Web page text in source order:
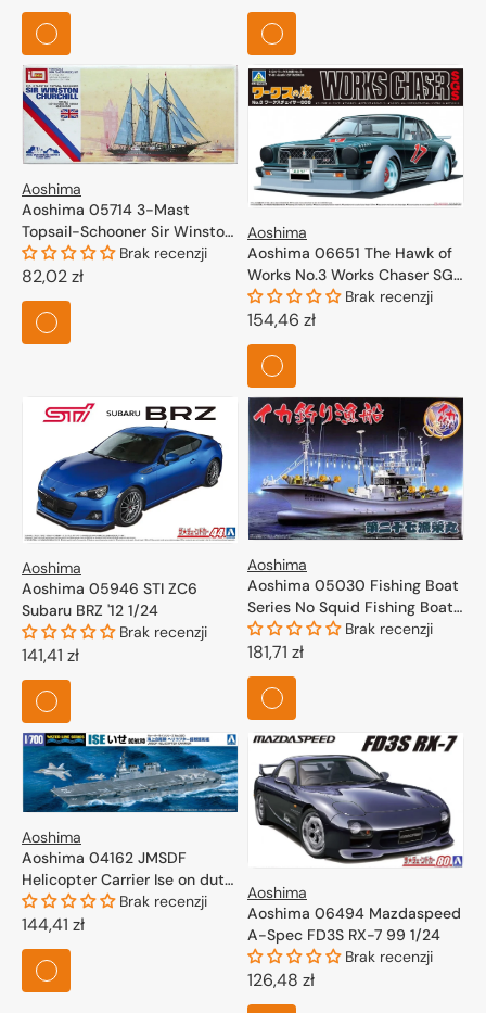
regularna
regularna
Aoshima
Aoshima 05714 3-Mast
Topsail-Schooner Sir Winston
Churchill 1/350Brak recenzji
Cena
regularna
82,02 zł
Aoshima
Aoshima 06651 The Hawk of
Works No.3 Works Chaser SGS
1/24
Brak recenzji
Cena
regularna
154,46 zł
Aoshima
Aoshima 05946 STI ZC6
Subaru BRZ '12 1/24
Brak recenzji
Cena
regularna
141,41 zł
Aoshima
Aoshima 05030 Fishing Boat
Series No Squid Fishing Boat
1/64
Brak recenzji
Cena
regularna
181,71 zł
Aoshima
Aoshima 04162 JMSDF
Helicopter Carrier Ise on duty
1/700
Brak recenzji
Cena
regularna
144,41 zł
Aoshima
Aoshima 06494 Mazdaspeed
A-Spec FD3S RX-7 99 1/24
Brak recenzji
Cena
regularna
126,48 zł